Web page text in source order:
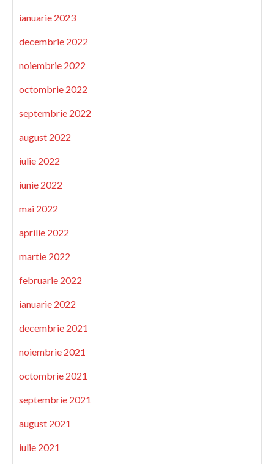
ianuarie 2023
decembrie 2022
noiembrie 2022
octombrie 2022
septembrie 2022
august 2022
iulie 2022
iunie 2022
mai 2022
aprilie 2022
martie 2022
februarie 2022
ianuarie 2022
decembrie 2021
noiembrie 2021
octombrie 2021
septembrie 2021
august 2021
iulie 2021